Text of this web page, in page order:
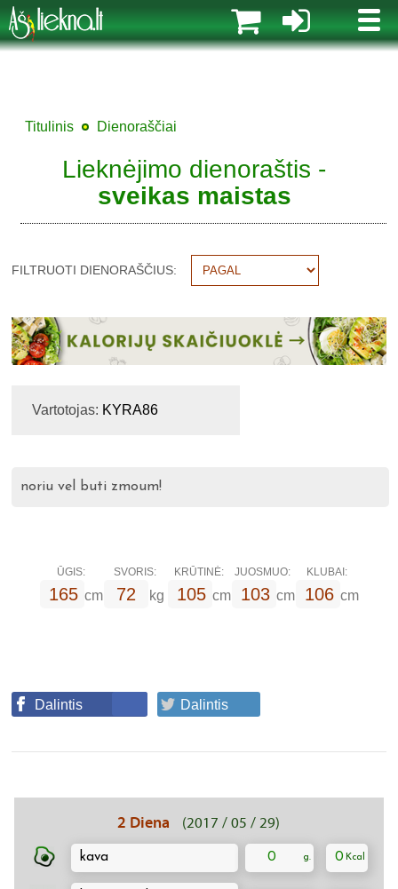
MENIU
Titulinis Dienoraščiai
Lieknėjimo dienoraštis -
sveikas maistas
FILTRUOTI DIENORAŠČIUS:
Vartotojas: KYRA86
noriu vel buti zmoum!
ŪGIS: SVORIS: KRŪTINĖ: JUOSMUO: KLUBAI:
165 cm 72 kg 105 cm 103 cm 106 cm
Dalintis Dalintis
2 Diena (2017 / 05 / 29)
kava 0 0